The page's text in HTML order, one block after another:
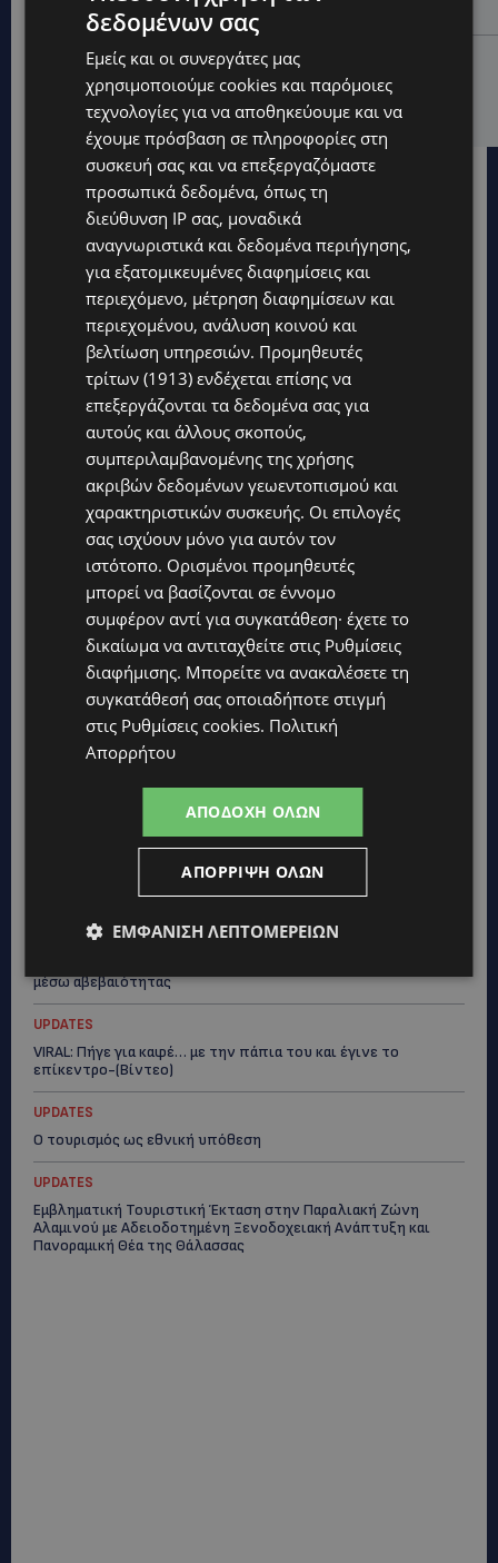
ευθύνη που δεν κάνει διακοπές
UPDATES
Ο κατασκευαστικός τομέας στην Κύπρο: Ισχυρή
δυναμική εν μέσω αβεβαιότητας
Topics
VIBE NEWS
Διεθνώς αναγνωρισμένα κρασιά στην κορυφαία σχέση
ποιότητας-τιμής από τη Lidl Κύπρου
UPDATES
Ξεκίνησε η αντικατάσταση 100 χιλιομέτρων δικτύου
ύδρευσης στο κέντρο της Λεμεσού
VIBE NEWS
προς το μέλλον
καλοκαιρινό «κύμα» εγκατάλειψης ζώων και η ευθύνη που
δεν κάνει διακοπές
UPDATES
μέσω αβεβαιότητας
UPDATES
VIRAL: Πήγε για καφέ… με την πάπια του και έγινε το
επίκεντρο-(Βίντεο)
UPDATES
Ο τουρισμός ως εθνική υπόθεση
UPDATES
Εμβληματική Τουριστική Έκταση στην Παραλιακή Ζώνη
Αλαμινού με Αδειοδοτημένη Ξενοδοχειακή Ανάπτυξη και
Πανοραμική Θέα της Θάλασσας
δεδομένων σας
Εμείς και οι συνεργάτες μας
χρησιμοποιούμε cookies και παρόμοιες
τεχνολογίες για να αποθηκεύουμε και να
έχουμε πρόσβαση σε πληροφορίες στη
συσκευή σας και να επεξεργαζόμαστε
προσωπικά δεδομένα, όπως τη
διεύθυνση IP σας, μοναδικά
αναγνωριστικά και δεδομένα περιήγησης,
για εξατομικευμένες διαφημίσεις και
περιεχόμενο, μέτρηση διαφημίσεων και
περιεχομένου, ανάλυση κοινού και
βελτίωση υπηρεσιών. Προμηθευτές
τρίτων (1913) ενδέχεται επίσης να
επεξεργάζονται τα δεδομένα σας για
αυτούς και άλλους σκοπούς,
συμπεριλαμβανομένης της χρήσης
ακριβών δεδομένων γεωεντοπισμού και
χαρακτηριστικών συσκευής. Οι επιλογές
σας ισχύουν μόνο για αυτόν τον
ιστότοπο. Ορισμένοι προμηθευτές
μπορεί να βασίζονται σε έννομο
συμφέρον αντί για συγκατάθεση· έχετε το
δικαίωμα να αντιταχθείτε στις Ρυθμίσεις
διαφήμισης. Μπορείτε να ανακαλέσετε τη
συγκατάθεσή σας οποιαδήποτε στιγμή
στις Ρυθμίσεις cookies. Πολιτική
Απορρήτου
ΑΠΟΔΟΧΉ ΌΛΩΝ
ΑΠΌΡΡΙΨΗ ΌΛΩΝ
ΕΜΦΆΝΙΣΗ ΛΕΠΤΟΜΕΡΕΙΏΝ